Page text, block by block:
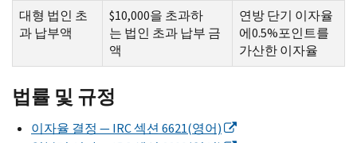
대형 법인 초
과 납부액
$10,000을 초과하
는 법인 초과 납부 금
액
연방 단기 이자율
에0.5%포인트를
가산한 이자율
법률 및 규정
이자율 결정 —IRC섹션 6621(영어)